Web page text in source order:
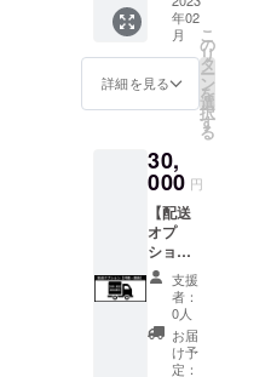
付1種）
である
という
ことを
路交通
法を
守って
安全に
乗りま
す」 上
記2点に
ついて
同意し
ます。
↑ ↑ ↑ ↑
↑ ↑ ↑ ↑
てくだ
さい。
↓ ↓ ↓ ↓
↓ ↓ ↓ ↓
トの 支
援者 で
ある私
は、事
前にナ
ンバー
プレー
ト登録
と、自
賠責保
険へ加
入し、
守いた
しま
す。
※ 下記
だき、
ご理解
の上、
ご同意
される
場合
は、下
記の文
章を
【備考
欄】 へ
コピー
付自転
車（原
付1種）
となり
の記載
がない
と支援
ができ
ませ
ん。ま
た製品
をお送
りする
ことが
できま
せん。
PLUSに
興味を
持ちご
支援い
記を必
ずお読
みくだ
さい＞
MANTI
S10
PLUSは
公道仕
様の電
動キッ
クボー
ドで
バープ
レート
登録に
必要な
証明書
は、
PDF形
式でご
登録の
メール
アドレ
ス宛に
お送り
いたし
ます。
＝＝＝
料が必
要で
す。配
送オプ
下さ
い。 ブ
ラック/
オフ
ロード
タイヤ
：1台
撥水
バッグ
：1個
レンチ
セッ
の追加
送料で
す。 該
当地域
へ発送
をご希
る方
は、製
品と一
緒にこ
のオプ
ション
のご購
入が必
要で
す。 ※
該当地
域にお
年02
月
詳細を見る
こ
の
リ
タ
ー
ン
を
選
択
す
る
30,
000 円
【配送
オプ
ショ
ン】沖
縄・離
島 追加
送料
「沖
縄・離
支援
者：
0人
お届
け予
定：